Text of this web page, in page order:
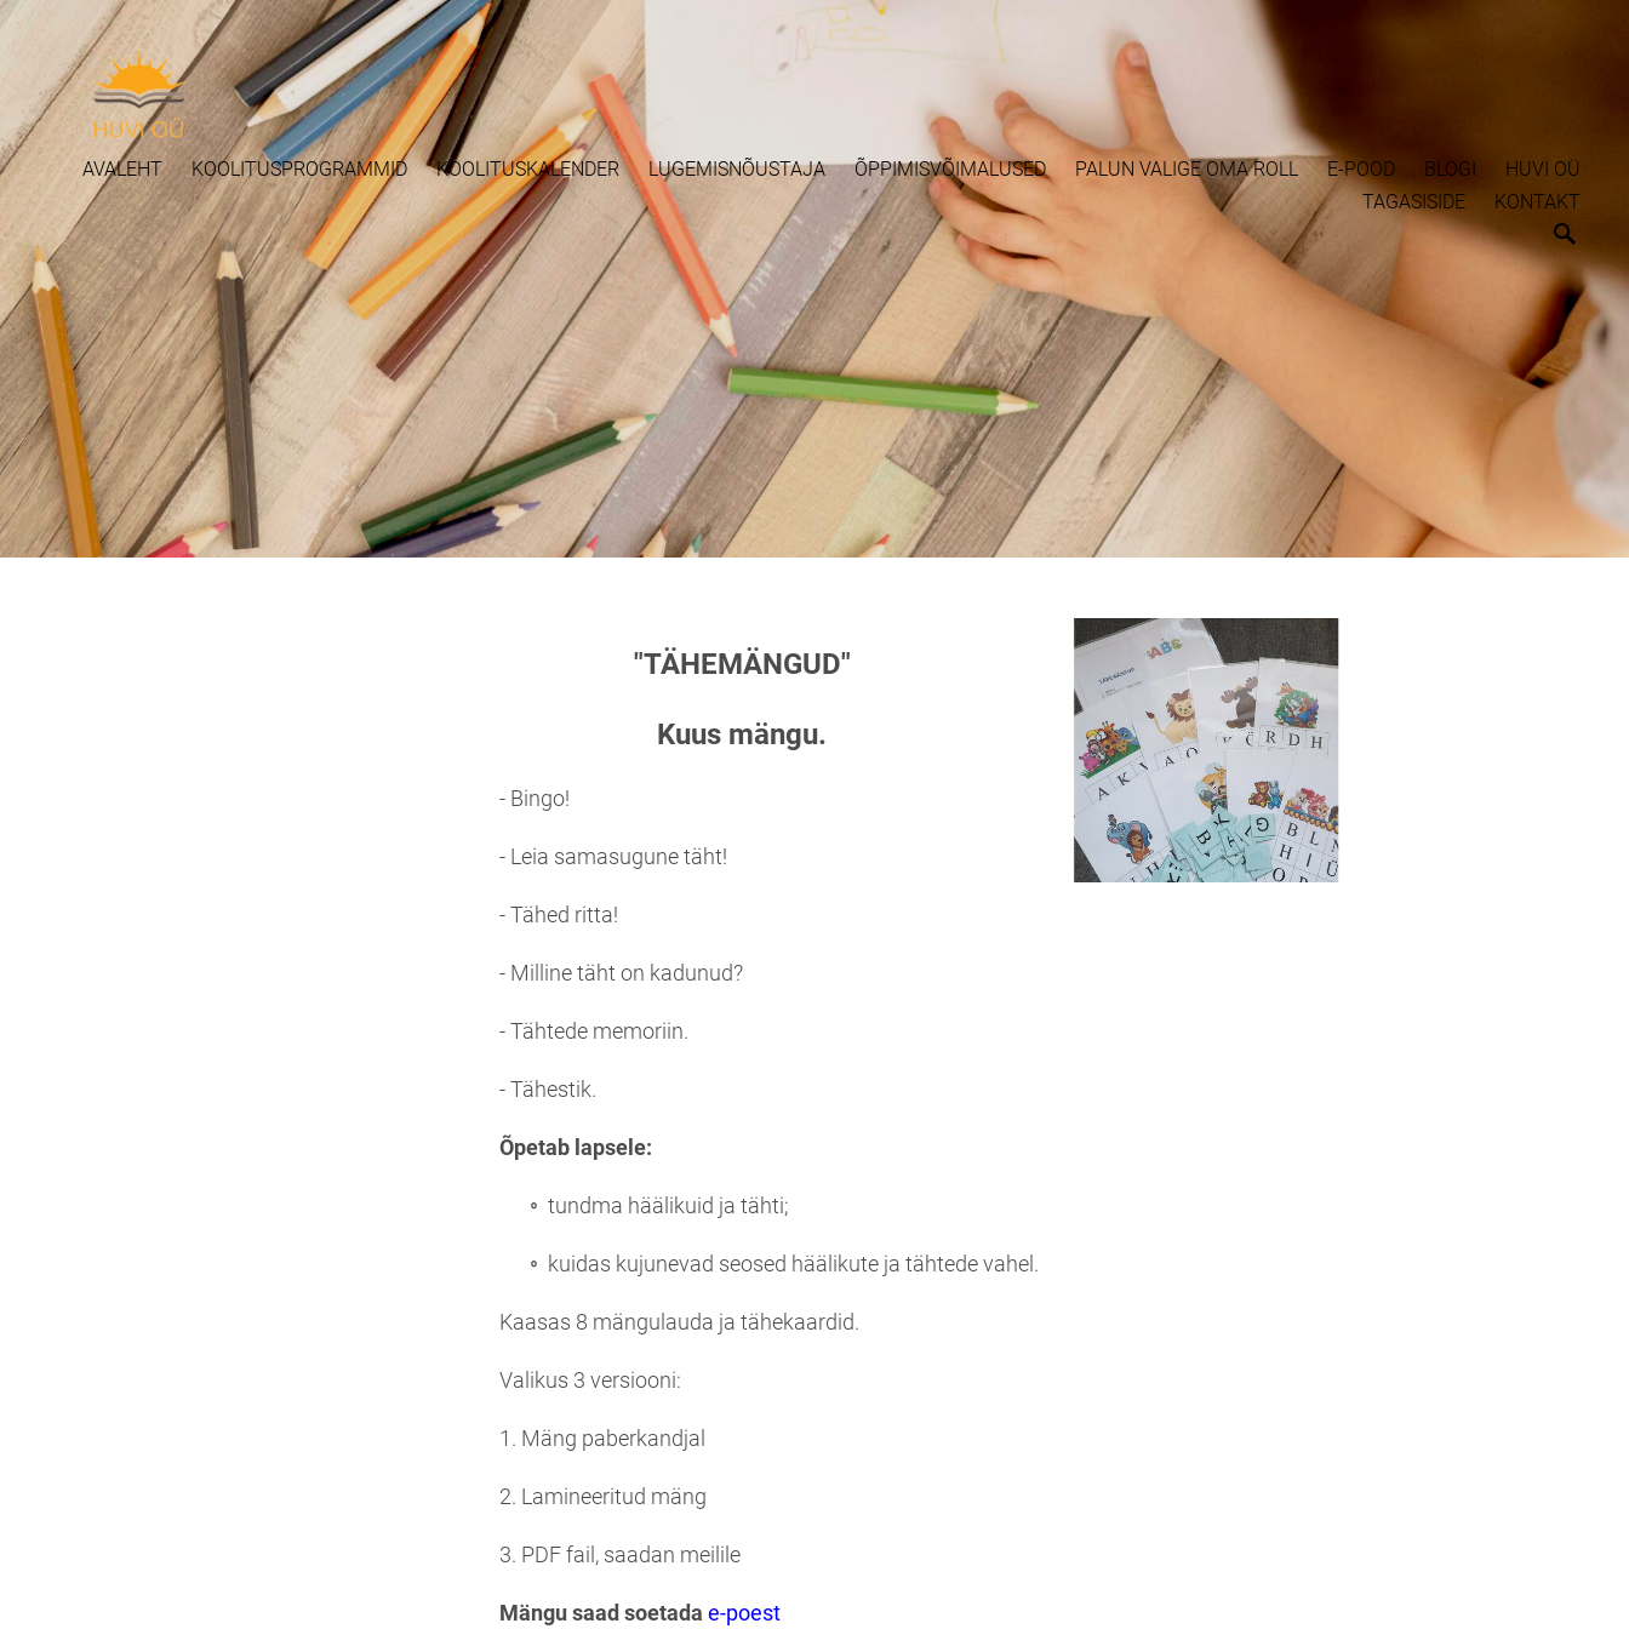
AVALEHT KOOLITUSPROGRAMMID KOOLITUSKALENDER LUGEMISNÕUSTAJA ÕPPIMISVÕIMALUSED PALUN VALIGE OMA ROLL E-POOD BLOGI
HUVI OÜ
TAGASISIDE
KONTAKT
"TÄHEMÄNGUD"
Kuus mängu.
- Bingo!
- Leia samasugune täht!
- Tähed ritta!
- Milline täht on kadunud?
- Tähtede memoriin.
- Tähestik.
Õpetab lapsele:
tundma häälikuid ja tähti;
kuidas kujunevad seosed häälikute ja tähtede vahel.
Kaasas 8 mängulauda ja tähekaardid.
Valikus 3 versiooni:
1. Mäng paberkandjal
2. Lamineeritud mäng
3. PDF fail, saadan meilile
Mängu saad soetada e-poest